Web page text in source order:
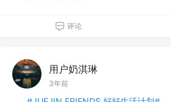
评论
用户奶淇琳
3年前